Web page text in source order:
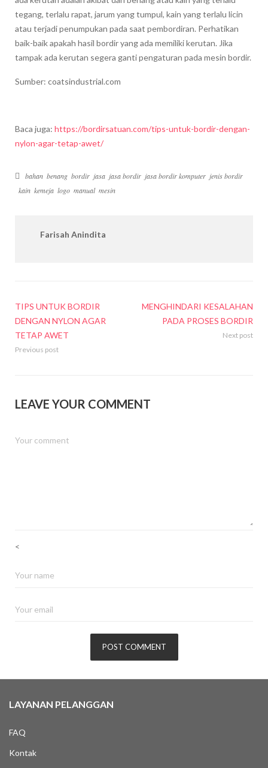
tegang, terlalu rapat, jarum yang tumpul, kain yang terlalu licin
atau terjadi penumpukan pada saat pembordiran. Perhatikan
baik-baik apakah hasil bordir yang ada memiliki kerutan. Jika
tampak ada kerutan segera ganti pengaturan pada mesin bordir.
Sumber: coatsindustrial.com
Baca juga: https://bordirsatuan.com/tips-untuk-bordir-dengan-
nylon-agar-tetap-awet/
bahan benang bordir jasa jasa bordir jasa bordir komputer jenis bordir
kain kemeja logo manual mesin
Farisah Anindita
TIPS UNTUK BORDIR
DENGAN NYLON AGAR
TETAP AWET
Previous post
MENGHINDARI KESALAHAN
PADA PROSES BORDIR
Next post
LEAVE YOUR COMMENT
<
LAYANAN PELANGGAN
FAQ
Kontak